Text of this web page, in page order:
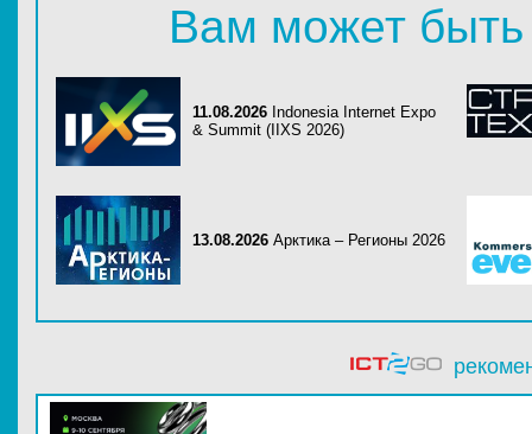
Вам может быть
11.08.2026 Indonesia Internet Expo
& Summit (IIXS 2026)
13.08.2026 Арктика – Регионы 2026